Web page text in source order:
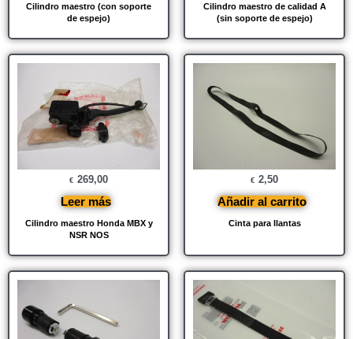
Cilindro maestro (con soporte
de espejo)
Cilindro maestro de calidad A
(sin soporte de espejo)
Cilindro maestro Honda MBX y
NSR NOS
€ 269,00
Leer más
Cinta para llantas
€ 2,50
Añadir al carrito